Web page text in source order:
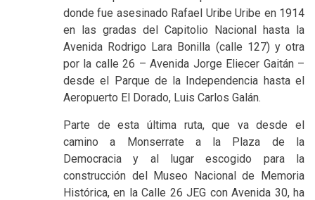
donde fue asesinado Rafael Uribe Uribe en 1914
en las gradas del Capitolio Nacional hasta la
Avenida Rodrigo Lara Bonilla (calle 127) y otra
por la calle 26 – Avenida Jorge Eliecer Gaitán –
desde el Parque de la Independencia hasta el
Aeropuerto El Dorado, Luis Carlos Galán.
Parte de esta última ruta, que va desde el
camino a Monserrate a la Plaza de la
Democracia y al lugar escogido para la
construcción del Museo Nacional de Memoria
Histórica, en la Calle 26 JEG con Avenida 30, ha